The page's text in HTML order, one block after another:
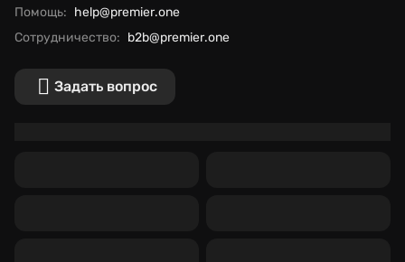
Помощь: help@premier.one
Сотрудничество: b2b@premier.one
Задать вопрос